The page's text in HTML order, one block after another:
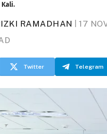
RAMADHAN 17
Twitter Telegram